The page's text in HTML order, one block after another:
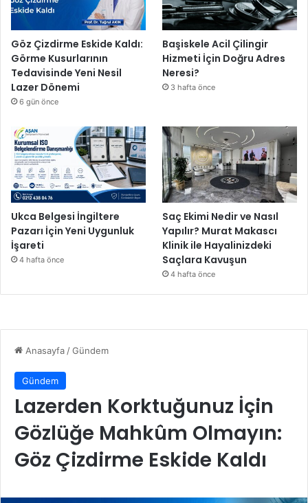
Göz Çizdirme Eskide Kaldı:
Görme Kusurlarının
Tedavisinde Yeni Nesil
Lazer Dönemi
6 gün önce
Başiskele Acil Çilingir
Hizmeti İçin Doğru Adres
Neresi?
3 hafta önce
Ukca Belgesi İngiltere
Pazarı İçin Yeni Uygunluk
İşareti
4 hafta önce
Saç Ekimi Nedir ve Nasıl
Yapılır? Murat Makascı
Klinik ile Hayalinizdeki
Saçlara Kavuşun
4 hafta önce